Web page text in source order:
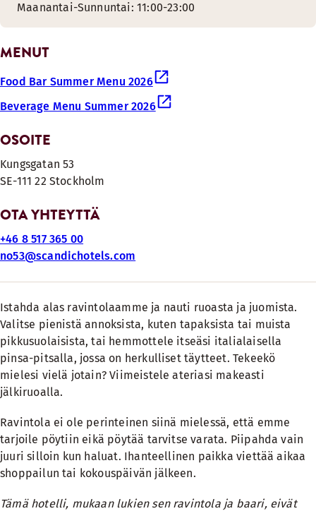
Maanantai-Sunnuntai: 11:00-23:00
MENUT
Food Bar Summer Menu 2026
Beverage Menu Summer 2026
OSOITE
Kungsgatan 53
SE-111 22 Stockholm
OTA YHTEYTTÄ
+46 8 517 365 00
no53@scandichotels.com
Istahda alas ravintolaamme ja nauti ruoasta ja juomista.
Valitse pienistä annoksista, kuten tapaksista tai muista
pikkusuolaisista, tai hemmottele itseäsi italialaisella
pinsa-pitsalla, jossa on herkulliset täytteet. Tekeekö
mielesi vielä jotain? Viimeistele ateriasi makeasti
jälkiruoalla.
Ravintola ei ole perinteinen siinä mielessä, että emme
tarjoile pöytiin eikä pöytää tarvitse varata. Piipahda vain
juuri silloin kun haluat. Ihanteellinen paikka viettää aikaa
shoppailun tai kokouspäivän jälkeen.
Tämä hotelli, mukaan lukien sen ravintola ja baari, eivät